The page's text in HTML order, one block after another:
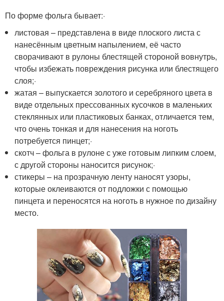
По форме фольга бывает:·
листовая – представлена в виде плоского листа с
нанесённым цветным напылением, её часто
сворачивают в рулоны блестящей стороной вовнутрь,
чтобы избежать повреждения рисунка или блестящего
слоя;·
жатая – выпускается золотого и серебряного цвета в
виде отдельных прессованных кусочков в маленьких
стеклянных или пластиковых банках, отличается тем,
что очень тонкая и для нанесения на ноготь
потребуется пинцет;·
скотч – фольга в рулоне с уже готовым липким слоем,
с другой стороны наносится рисунок;·
стикеры – на прозрачную ленту наносят узоры,
которые оклеиваются от подложки с помощью
пинцета и переносятся на ноготь в нужное по дизайну
место.